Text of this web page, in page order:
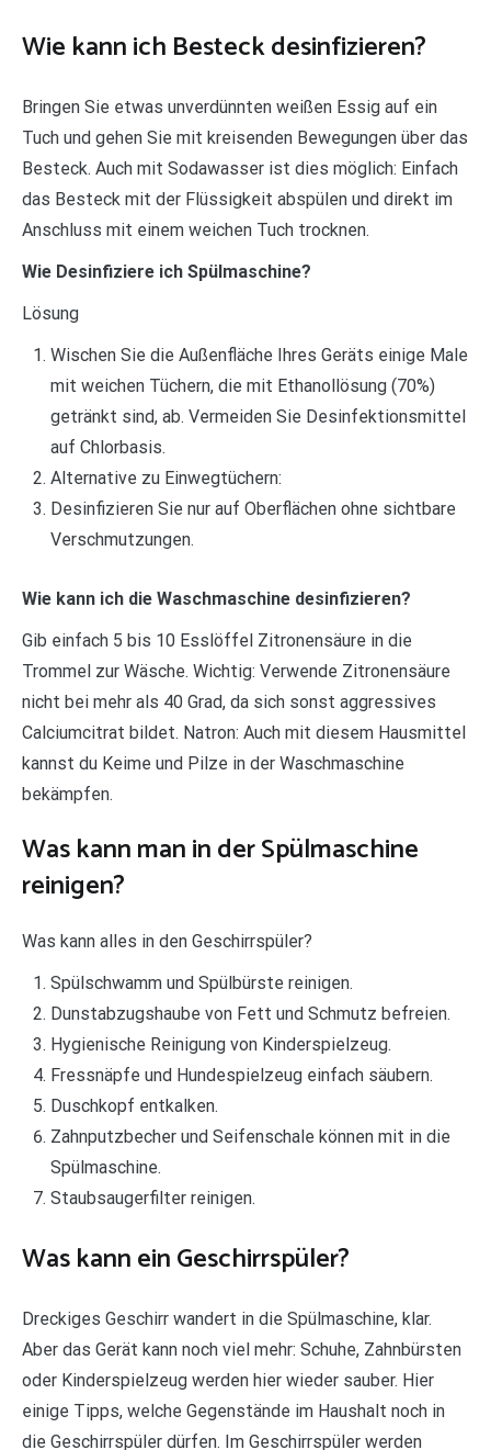
Wie kann ich Besteck desinfizieren?
Bringen Sie etwas unverdünnten weißen Essig auf ein
Tuch und gehen Sie mit kreisenden Bewegungen über das
Besteck. Auch mit Sodawasser ist dies möglich: Einfach
das Besteck mit der Flüssigkeit abspülen und direkt im
Anschluss mit einem weichen Tuch trocknen.
Wie Desinfiziere ich Spülmaschine?
Lösung
Wischen Sie die Außenfläche Ihres Geräts einige Male
mit weichen Tüchern, die mit Ethanollösung (70%)
getränkt sind, ab. Vermeiden Sie Desinfektionsmittel
auf Chlorbasis.
Alternative zu Einwegtüchern:
Desinfizieren Sie nur auf Oberflächen ohne sichtbare
Verschmutzungen.
Wie kann ich die Waschmaschine desinfizieren?
Gib einfach 5 bis 10 Esslöffel Zitronensäure in die
Trommel zur Wäsche. Wichtig: Verwende Zitronensäure
nicht bei mehr als 40 Grad, da sich sonst aggressives
Calciumcitrat bildet. Natron: Auch mit diesem Hausmittel
kannst du Keime und Pilze in der Waschmaschine
bekämpfen.
Was kann man in der Spülmaschine
reinigen?
Was kann alles in den Geschirrspüler?
Spülschwamm und Spülbürste reinigen.
Dunstabzugshaube von Fett und Schmutz befreien.
Hygienische Reinigung von Kinderspielzeug.
Fressnäpfe und Hundespielzeug einfach säubern.
Duschkopf entkalken.
Zahnputzbecher und Seifenschale können mit in die
Spülmaschine.
Staubsaugerfilter reinigen.
Was kann ein Geschirrspüler?
Dreckiges Geschirr wandert in die Spülmaschine, klar.
Aber das Gerät kann noch viel mehr: Schuhe, Zahnbürsten
oder Kinderspielzeug werden hier wieder sauber. Hier
einige Tipps, welche Gegenstände im Haushalt noch in
die Geschirrspüler dürfen. Im Geschirrspüler werden